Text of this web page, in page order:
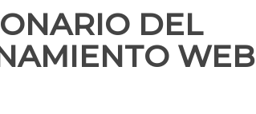
DEL
WEB